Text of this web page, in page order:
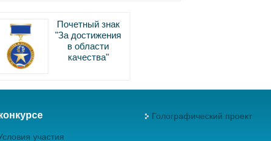
Почетный знак
"За достижения
в области
качества"
участия
Голографический проект